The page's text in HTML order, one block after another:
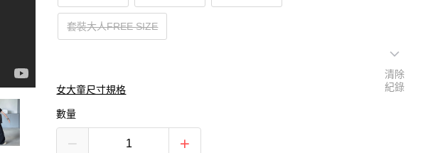
套裝大人FREE SIZE
女大童尺寸規格
數量
清除
紀錄